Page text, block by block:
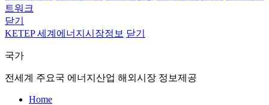
트워크
닫기
KETEP 세계에너지시장정보 닫기
국가
전세계 주요국 에너지산업 해외시장 정보제공
Home